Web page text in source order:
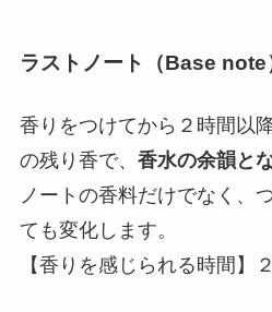
ラストノート（Base note
香りをつけてから２時間以
の残り香で、 香水の余韻と
ノートの香料だけでなく、
ても変化します。
【香りを感じられる時間】